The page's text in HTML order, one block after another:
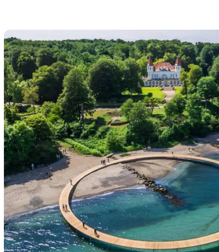
Attraktioner finder du mange steder i byen